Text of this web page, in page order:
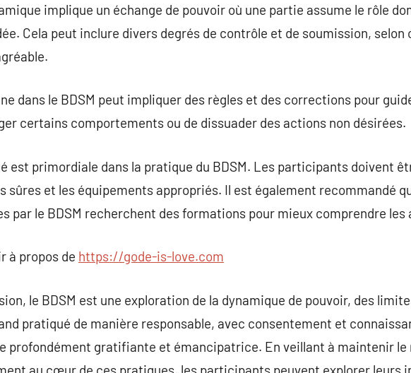
implique un échange de pouvoir où une partie assume le rôle
Cela peut inclure divers degrés de contrôle et de soumission,
dans le BDSM peut impliquer des règles et des corrections pour
certains comportements ou de dissuader des actions non désirées.
est primordiale dans la pratique du BDSM. Les participants doivent
sûres et les équipements appropriés. Il est également recommandé
par le BDSM recherchent des formations pour mieux comprendre
à propos de https://gode-is-love.com
le BDSM est une exploration de la dynamique de pouvoir, des
pratiqué de manière responsable, avec consentement et
profondément gratifiante et émancipatrice. En veillant à maintenir
au cœur de ces pratiques, les participants peuvent explorer leurs